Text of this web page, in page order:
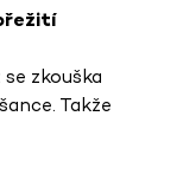
zkouška
Takže